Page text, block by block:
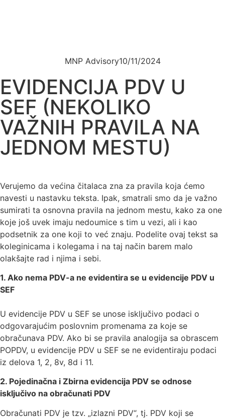
MNP Advisory10/11/2024
EVIDENCIJA PDV U
SEF (NEKOLIKO
VAŽNIH PRAVILA NA
JEDNOM MESTU)
Verujemo da većina čitalaca zna za pravila koja ćemo
navesti u nastavku teksta. Ipak, smatrali smo da je važno
sumirati ta osnovna pravila na jednom mestu, kako za one
koje još uvek imaju nedoumice s tim u vezi, ali i kao
podsetnik za one koji to već znaju. Podelite ovaj tekst sa
koleginicama i kolegama i na taj način barem malo
olakšajte rad i njima i sebi.
1. Ako nema PDV-a ne evidentira se u evidencije PDV u
SEF
U evidencije PDV u SEF se unose isključivo podaci o
odgovarajućim poslovnim promenama za koje se
obračunava PDV. Ako bi se pravila analogija sa obrascem
POPDV, u evidencije PDV u SEF se ne evidentiraju podaci
iz delova 1, 2, 8v, 8d i 11.
2. Pojedinačna i Zbirna evidencija PDV se odnose
isključivo na obračunati PDV
Obračunati PDV je tzv. „izlazni PDV“, tj. PDV koji se